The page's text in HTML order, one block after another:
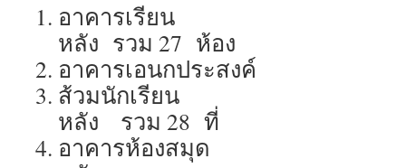
อาคารเรียน
หลัง รวม 27 ห้อง
อาคารเอนกประสงค์
ส้วมนักเรียน
หลัง รวม 28 ที่
อาคารห้องสมุด